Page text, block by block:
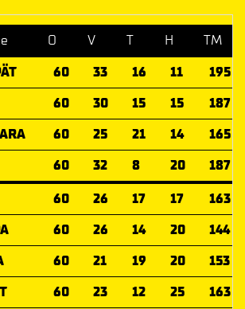
O V T H
TM
60 33 16 11
195
60 30 15 15
187
60 25 21 14
165
60 32 8 20
187
60 26 17 17
163
60 26 14 20
144
60 21 19 20
153
60 23 12 25
163